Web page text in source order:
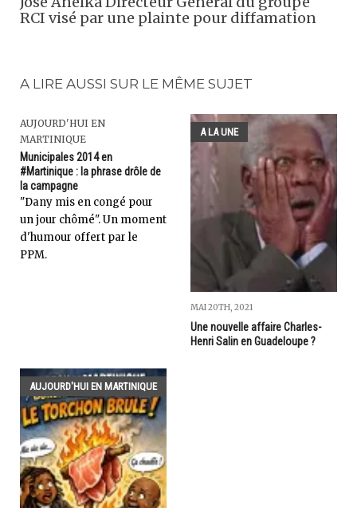
RCI visé par une plainte pour diffamation
A LIRE AUSSI SUR LE MÊME SUJET
AUJOURD'HUI EN
MARTINIQUE
Municipales 2014 en
#Martinique : la phrase drôle de
la campagne
"Dany mis en congé pour
un jour chômé". Un moment
d'humour offert par le
PPM.
A LA UNE
MAI 20TH, 2021
Une nouvelle affaire Charles-
Henri Salin en Guadeloupe ?
AUJOURD'HUI EN MARTINIQUE